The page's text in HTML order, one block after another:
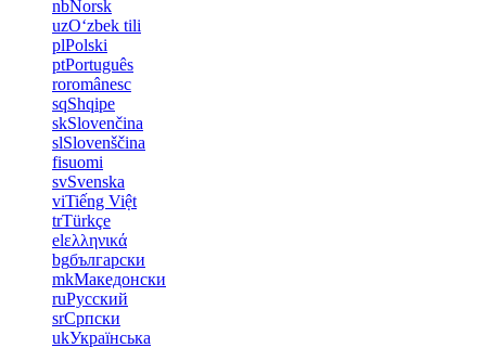
nbNorsk
uzOʻzbek tili
plPolski
ptPortuguês
roromânesc
sqShqipe
skSlovenčina
slSlovenščina
fisuomi
svSvenska
viTiếng Việt
trTürkçe
elελληνικά
bgбългарски
mkМакедонски
ruРусский
srСрпски
ukУкраїнська